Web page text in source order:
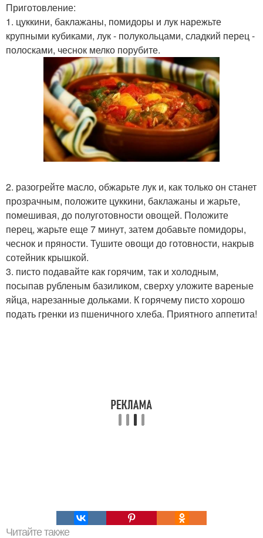
Приготовление:
1. цуккини, баклажаны, помидоры и лук нарежьте
крупными кубиками, лук - полукольцами, сладкий перец -
полосками, чеснок мелко порубите.
2. разогрейте масло, обжарьте лук и, как только он станет
прозрачным, положите цуккини, баклажаны и жарьте,
помешивая, до полуготовности овощей. Положите
перец, жарьте еще 7 минут, затем добавьте помидоры,
чеснок и пряности. Тушите овощи до готовности, накрыв
сотейник крышкой.
3. писто подавайте как горячим, так и холодным,
посыпав рубленым базиликом, сверху уложите вареные
яйца, нарезанные дольками. К горячему писто хорошо
подать гренки из пшеничного хлеба. Приятного аппетита!
Читайте также